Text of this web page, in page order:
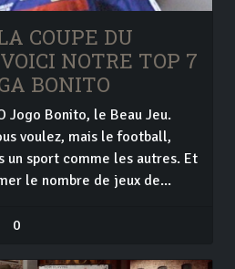
COUPE DU
NOTRE TOP 7
BONITO
Jogo Bonito, le Beau Jeu.
voulez, mais le football,
un sport comme les autres. Et
le nombre de jeux de...
0